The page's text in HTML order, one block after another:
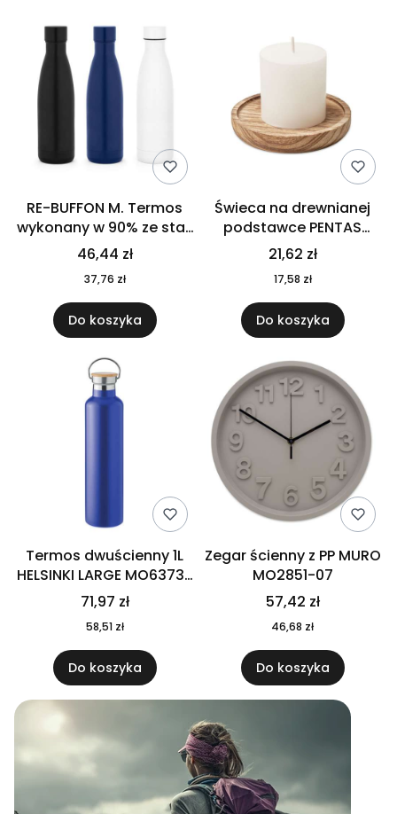
RE-BUFFON M. Termos
wykonany w 90% ze stali
nierdzewnej
pochodzącej z
recyklingu 520 ml 94294
46,44 zł
37,76 zł
Do koszyka
Świeca na drewnianej
podstawce PENTAS
MO6282-40
21,62 zł
17,58 zł
Do koszyka
Termos dwuścienny 1L
HELSINKI LARGE MO6373-
04
71,97 zł
58,51 zł
Do koszyka
Zegar ścienny z PP MURO
MO2851-07
57,42 zł
46,68 zł
Do koszyka